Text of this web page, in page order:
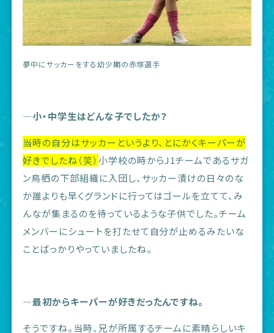
夢中にサッカーをする幼少期の赤塚選手
―小・中学生はどんな子でしたか？
当時の自分はサッカーというより、とにかくキーパーが
好きでしたね（笑） 小学校の時からJ1チームであるサガ
ン鳥栖の下部組織に入団し、サッカー漬けの日々のな
か誰よりも早くグランドに行ってはゴールを立てて、み
んなが集まるのを待っているような子供でした。チーム
メンバーにシュートを打たせて自分が止めるみたいな
ことばっかりやっていましたね。
―最初からキーパーが好きだったんですね。
そうですね。当時、 兄が所属するチームに素晴らしいキ